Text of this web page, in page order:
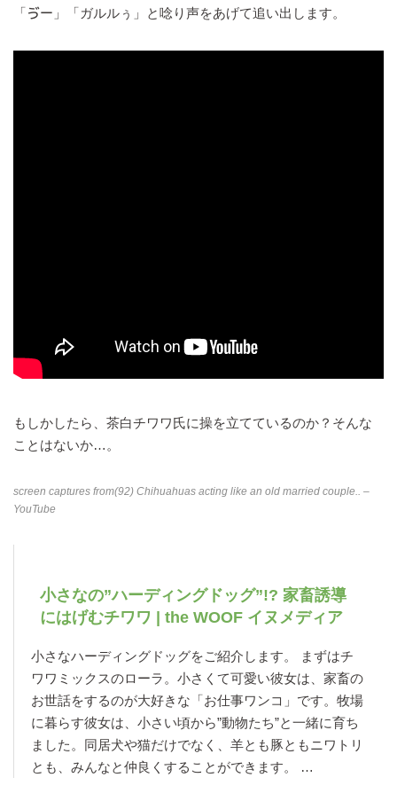
「ゔー」「ガルルぅ」と唸り声をあげて追い出します。
もしかしたら、茶白チワワ氏に操を立てているのか？そんな
ことはないか…。
screen captures from(92) Chihuahuas acting like an old married couple.. –
YouTube
小さなの”ハーディングドッグ”!? 家畜誘導
にはげむチワワ | the WOOF イヌメディア
小さなハーディングドッグをご紹介します。 まずはチ
ワワミックスのローラ。小さくて可愛い彼女は、家畜の
お世話をするのが大好きな「お仕事ワンコ」です。牧場
に暮らす彼女は、小さい頃から”動物たち”と一緒に育ち
ました。同居犬や猫だけでなく、羊とも豚ともニワトリ
とも、みんなと仲良くすることができます。 …